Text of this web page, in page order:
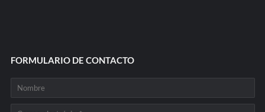
FORMULARIO DE CONTACTO